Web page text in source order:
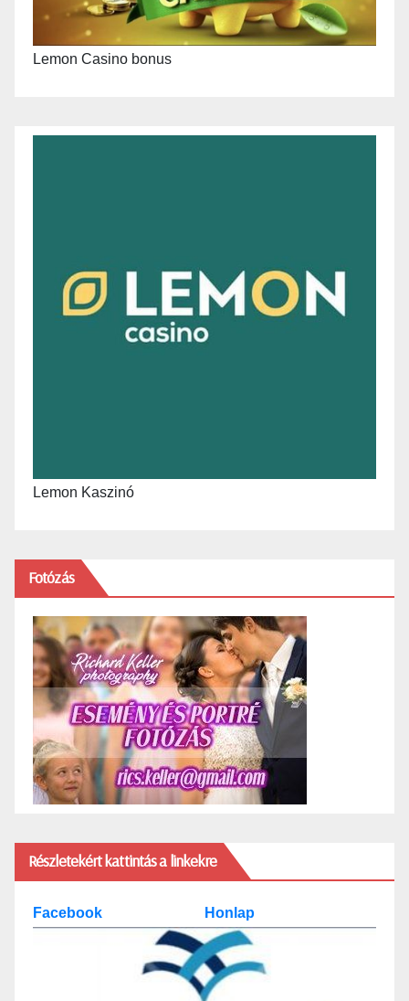
Lemon Casino bonus
Lemon Kaszinó
Fotózás
Részletekért kattintás a linkekre
Facebook Honlap